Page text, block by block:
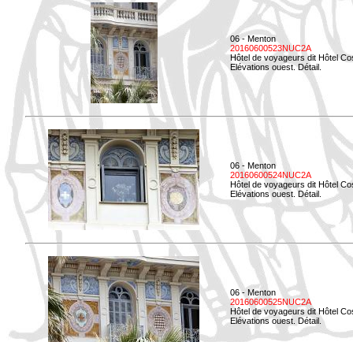
06 - Menton
20160600523NUC2A
Hôtel de voyageurs dit Hôtel
Elévations ouest. Détail.
06 - Menton
20160600524NUC2A
Hôtel de voyageurs dit Hôtel
Elévations ouest. Détail.
06 - Menton
20160600525NUC2A
Hôtel de voyageurs dit Hôtel
Elévations ouest. Détail.